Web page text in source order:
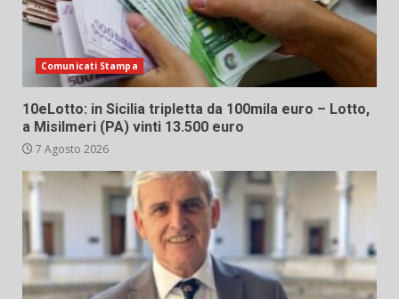
Comunicati Stampa
10eLotto: in Sicilia tripletta da 100mila euro – Lotto,
a Misilmeri (PA) vinti 13.500 euro
7 Agosto 2026